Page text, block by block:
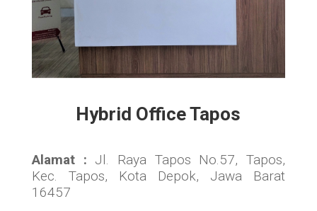
Hybrid Office Tapos
Alamat : Jl. Raya Tapos No.57, Tapos,
Kec. Tapos, Kota Depok, Jawa Barat
16457